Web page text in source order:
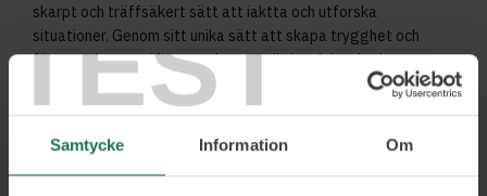
TEST
Samtycke Information Om
skarpt och träffsäkert sätt att iaktta och utforska
situationer. Genom sitt unika sätt att skapa trygghet och
förtroende, samtidigt som hon uppriktigt delar det hon ser
och uppfattar, har hon med framgång lett otaliga ledare och
grupper ur krissituationer, infekterade konflikter och andra
Ledarskap – utmaningar i ledarrollen,
ledarskapsbehov för situation, grupp och